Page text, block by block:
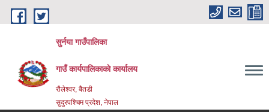
Skip to main content
सुर्नया गाउँपालिका
गाउँ कार्यपालिकाकाे कार्यालय
रौलेश्वर, बैतडी
सुदुरपश्चिम प्रदेश, नेपाल